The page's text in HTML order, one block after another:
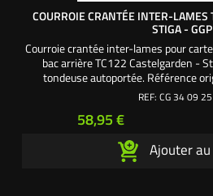
COURROIE CRANTÉE INTER-
STIGA - GGP
Courroie crantée inter-lames pour
bac arrière TC122 Castelgarden -
tondeuse autoportée. Référence
REF: CG 34 09
Prix
58,95 €
Ajouter